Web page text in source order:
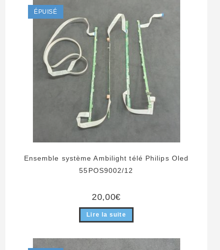
ÉPUISÉ
Ensemble système Ambilight télé Philips Oled
55POS9002/12
20,00€
Lire la suite